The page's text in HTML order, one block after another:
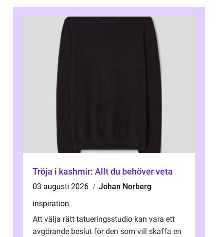
Tröja i kashmir: Allt du behöver veta
03 augusti 2026
Johan Norberg
inspiration
Att välja rätt tatueringsstudio kan vara ett
avgörande beslut för den som vill skaffa en